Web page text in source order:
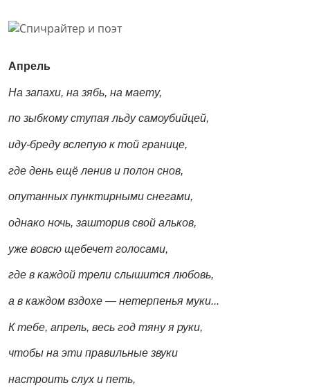
Апрель
На запахи, на зябь, на маету,
по зыбкому ступая льду самоубийцей,
иду-бреду вслепую к той границе,
где день ещё ленив и полон снов,
опутанных пунктирными снегами,
однако ночь, зашторив свой альков,
уже вовсю щебечет голосами,
где в каждой трели слышится любовь,
а в каждом вздохе — нетерпенья муки...
К тебе, апрель, весь год тяну я руки,
чтобы на эти правильные звуки
настроить слух и петь,